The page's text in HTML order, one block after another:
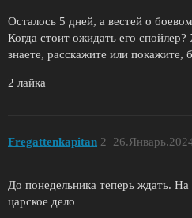
Осталось 5 дней, а вестей о
Когда стоит ожидать его
знаете, расскажите или покажите,
2 лайка
Fregattenkapitan 2
До понедельника теперь ждать.
царское дело